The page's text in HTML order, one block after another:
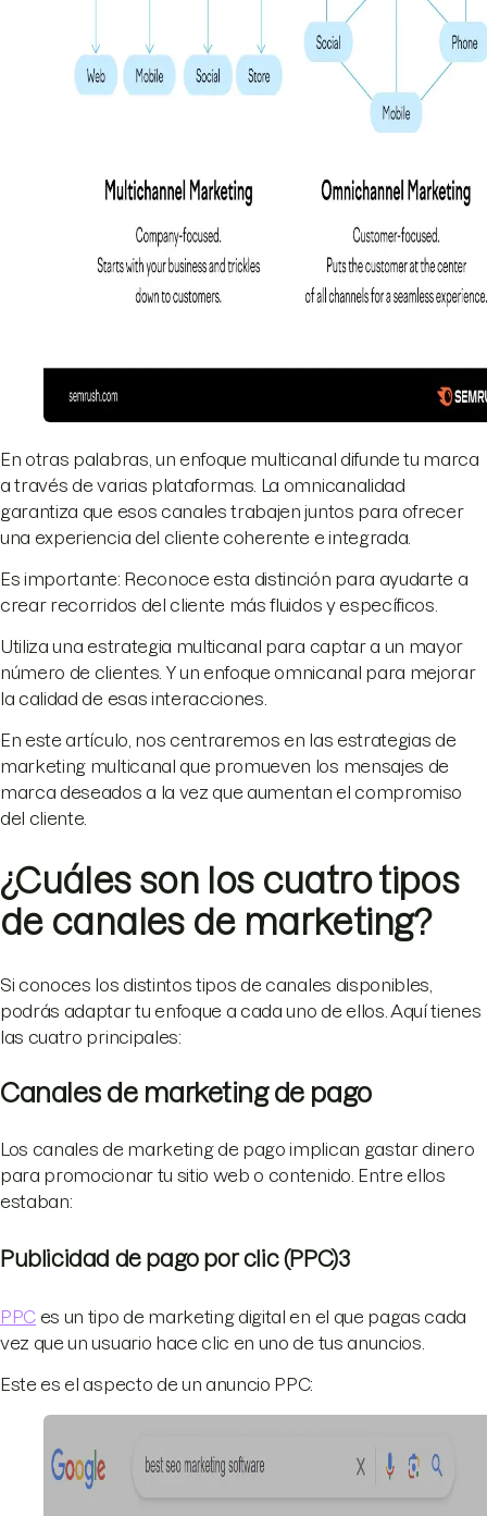
En otras palabras, un enfoque multicanal difunde tu marca
a través de varias plataformas. La omnicanalidad
garantiza que esos canales trabajen juntos para ofrecer
una experiencia del cliente coherente e integrada.
Es importante: Reconoce esta distinción para ayudarte a
crear recorridos del cliente más fluidos y específicos.
Utiliza una estrategia multicanal para captar a un mayor
número de clientes. Y un enfoque omnicanal para mejorar
la calidad de esas interacciones.
En este artículo, nos centraremos en las estrategias de
marketing multicanal que promueven los mensajes de
marca deseados a la vez que aumentan el compromiso
del cliente.
¿Cuáles son los cuatro tipos
de canales de marketing?
Si conoces los distintos tipos de canales disponibles,
podrás adaptar tu enfoque a cada uno de ellos. Aquí tienes
las cuatro principales:
Canales de marketing de pago
Los canales de marketing de pago implican gastar dinero
para promocionar tu sitio web o contenido. Entre ellos
estaban:
Publicidad de pago por clic (PPC)3
PPC es un tipo de marketing digital en el que pagas cada
vez que un usuario hace clic en uno de tus anuncios.
Este es el aspecto de un anuncio PPC: